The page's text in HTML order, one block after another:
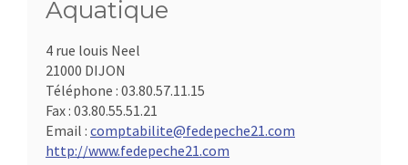
Aquatique
4 rue louis Neel
21000 DIJON
Téléphone : 03.80.57.11.15
Fax : 03.80.55.51.21
Email : comptabilite@fedepeche21.com
http://www.fedepeche21.com